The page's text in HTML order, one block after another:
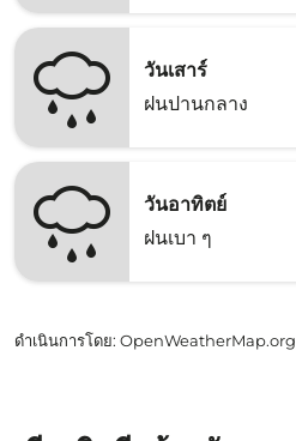
วันเสาร์
ฝนปานกลาง
วันอาทิตย์
ฝนเบา ๆ
ดำเนินการโดย: OpenWeatherMap.org